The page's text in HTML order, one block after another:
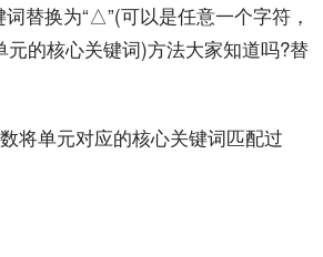
替换为“△”(可以是任意一个字符，
的核心关键词)方法大家知道吗?替
将单元对应的核心关键词匹配过